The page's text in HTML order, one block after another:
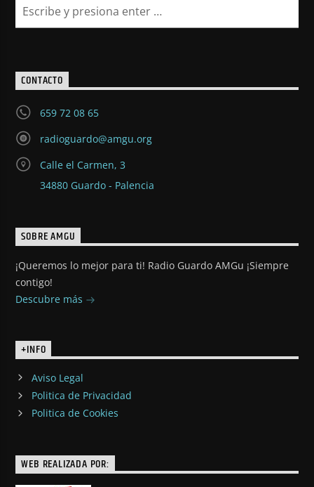
CONTACTO
659 72 08 65
radioguardo@amgu.org
Calle el Carmen, 3
34880 Guardo - Palencia
SOBRE AMGU
¡Queremos lo mejor para ti! Radio Guardo AMGu ¡Siempre
contigo!
Descubre más
+INFO
Aviso Legal
Politica de Privacidad
Politica de Cookies
WEB REALIZADA POR: